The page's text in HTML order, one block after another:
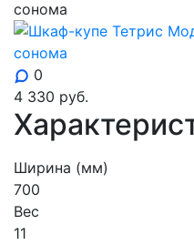
0
4 330 руб.
Ширина (мм)
700
Вес
11